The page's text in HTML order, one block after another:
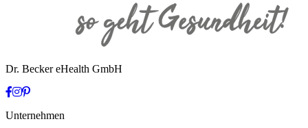
Dr. Becker eHealth GmbH
Unternehmen